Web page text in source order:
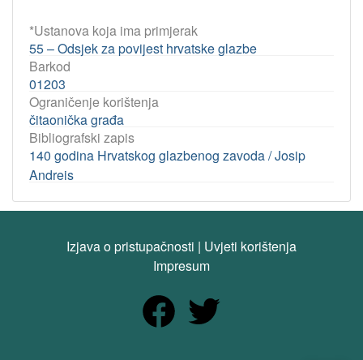
*Ustanova koja ima primjerak
55 – Odsjek za povijest hrvatske glazbe
Barkod
01203
Ograničenje korištenja
čitaonička građa
Bibliografski zapis
140 godina Hrvatskog glazbenog zavoda / Josip
Andreis
Izjava o pristupačnosti | Uvjeti korištenja
Impresum